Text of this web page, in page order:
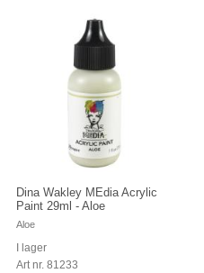
Dina Wakley MEdia Acrylic
Paint 29ml - Aloe
Aloe
I lager
Art nr. 81233